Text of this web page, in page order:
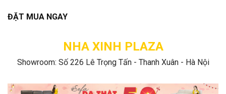
ĐẶT MUA NGAY
NHA XINH PLAZA
Showroom: Số 226 Lê Trọng Tấn - Thanh Xuân - Hà Nội